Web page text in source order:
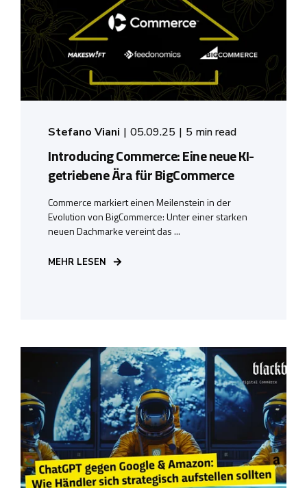
Stefano Viani 05.09.25 5 min read
Introducing Commerce: Eine neue KI-
getriebene Ära für BigCommerce
Commerce markiert einen Meilenstein in der
Evolution von BigCommerce: Unter einer starken
neuen Dachmarke vereint das ...
MEHR LESEN